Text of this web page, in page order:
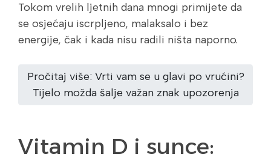
Tokom vrelih ljetnih dana mnogi primijete da
se osjećaju iscrpljeno, malaksalo i bez
energije, čak i kada nisu radili ništa naporno.
Pročitaj više: Vrti vam se u glavi po vrućini?
Tijelo možda šalje važan znak upozorenja
Vitamin D i sunce: